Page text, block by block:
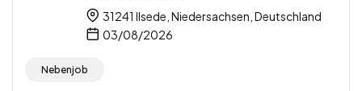
31241 Ilsede, Niedersachsen, Deutschland
03/08/2026
Nebenjob